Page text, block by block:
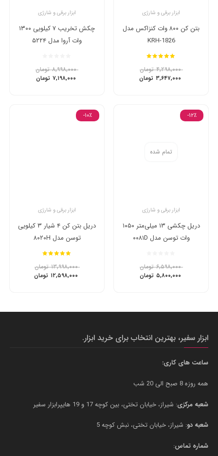
ابزار برقی و شارژی
بتن کن ۸۰۰ وات کنزاکس مدل
KRH-1826
از 5
تومان
۴,۲۹۸,۰۰۰
تومان
ابزار برقی و شارژی
چکش تخریب ۷ کیلویی ۱۳۰۰
وات آروا مدل ۵۲۲۴
تومان
۸,۹۹۸,۰۰۰
تومان
تمام شده
ابزار برقی و شارژی
دریل چکشی ۱۳ میلی‌متر ۱۰۵۰
وات توسن مدل ۰۰۸۱D
تومان
۶,۵۹۸,۰۰۰
تومان
-۱۲٪
ابزار برقی و شارژی
دریل بتن کن ۴ شیار ۳ کیلویی
توسن مدل ۸۰۲۰H
از 5
تومان
۱۳,۹۹۸,۰۰۰
تومان
-۱۰٪
ابزار سفیر، بهترین انتخاب برای خرید ابزار.
ساعت های کاری:
همه روزه 8 صبح الی 20 شب
شعبه مرکزی: شیراز، خیابان تختی، بین کوچه 17 و 19 هایپرابزار سفیر
شعبه دو: شیراز، خیابان تختی، نبش کوچه 5
شماره تماس: